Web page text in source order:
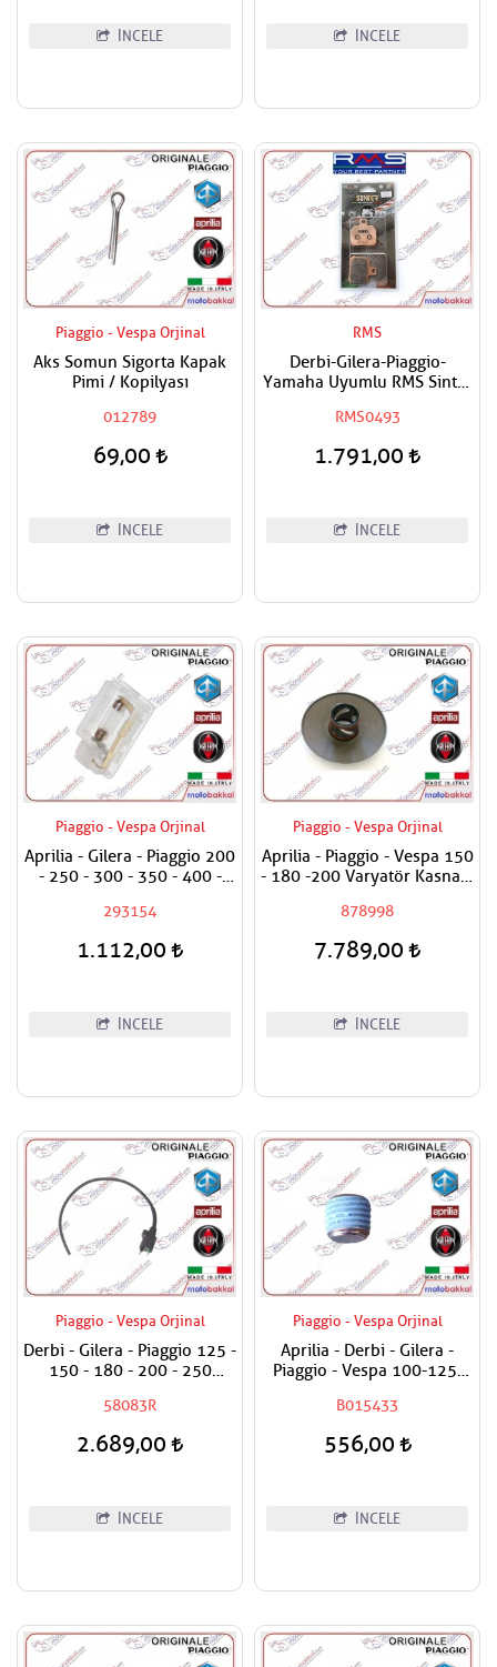
İNCELE İNCELE
Piaggio - Vespa Orjinal
Aks Somun Sigorta Kapak
Pimi / Kopilyası
012789
69,00
İNCELE
RMS
Derbi-Gilera-Piaggio-
Yamaha Uyumlu RMS Sinter
RMS0493
1.791,00
İNCELE
Piaggio - Vespa Orjinal
Aprilia - Gilera - Piaggio 200
- 250 - 300 - 350 - 400 -
293154
1.112,00
İNCELE
Piaggio - Vespa Orjinal
Aprilia - Piaggio - Vespa 150
- 180 -200 Varyatör Kasnağı
Oynar Yanak
878998
7.789,00
İNCELE
Piaggio - Vespa Orjinal
Derbi - Gilera - Piaggio 125 -
150 - 180 - 200 - 250
58083R
2.689,00
İNCELE
Piaggio - Vespa Orjinal
Aprilia - Derbi - Gilera -
Piaggio - Vespa 100-125-
500-800-850 Karter Tapası
B015433
556,00
İNCELE